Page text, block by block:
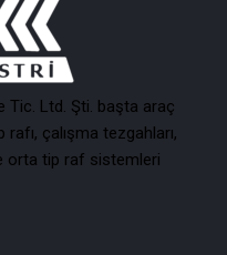
Tic. Ltd. Şti. başta araç
rafı, çalışma tezgahları,
orta tip raf sistemleri